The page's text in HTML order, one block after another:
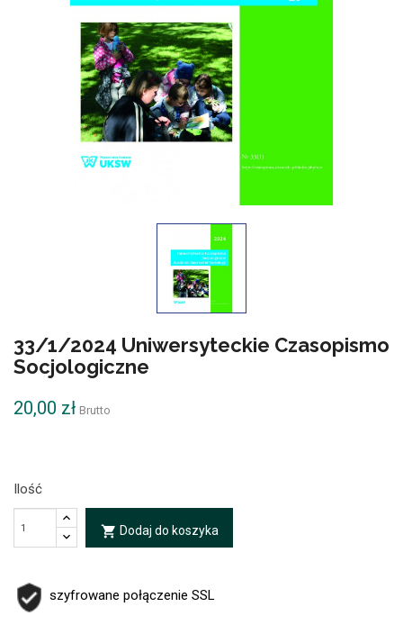
33/1/2024 Uniwersyteckie Czasopismo
Socjologiczne
20,00 zł Brutto
Ilość
local_grocery_store Dodaj do koszyka
szyfrowane połączenie SSL